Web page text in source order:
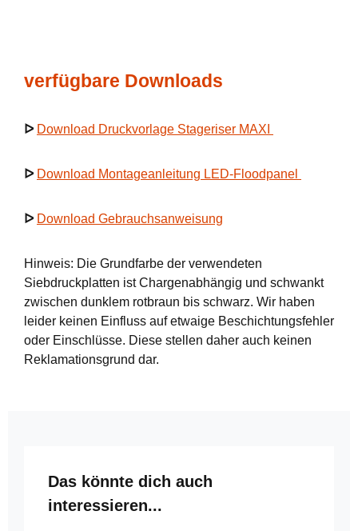
verfügbare Downloads
ᐅ Download Druckvorlage Stageriser MAXI
ᐅ Download Montageanleitung LED-Floodpanel
ᐅ Download Gebrauchsanweisung
Hinweis: Die Grundfarbe der verwendeten
Siebdruckplatten ist Chargenabhängig und schwankt
zwischen dunklem rotbraun bis schwarz. Wir haben
leider keinen Einfluss auf etwaige Beschichtungsfehler
oder Einschlüsse. Diese stellen daher auch keinen
Reklamationsgrund dar.
Produktgalerie überspringen
Das könnte dich auch
interessieren...